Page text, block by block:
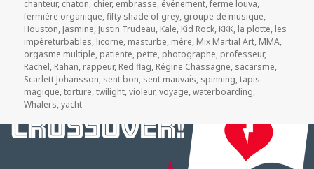
chanteur, chaton, chier, embrasse, événement,ferme louva,
fermière organique,fifty shade of grey, groupe de musique,
Houston, Jasmine, Justin Trudeau, Kale, Kid Rock, KKK, la plotte, les
impèreturbables, licorne, masturbe, mère, Mix Martial Art, MMA,
orgasme multiple, patiente, pette, photographe, professeur,
Rachel, Rahan, rappeur, Red flag, Régine Chassagne, sacarsme,
Scarlett Johansson, sent bon, sent mauvais, spinning,tapis
magique,torture,twilight,violeur,voyage,waterboarding,
Whalers,yacht